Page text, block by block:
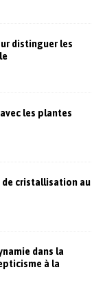
distinguer les
les plantes
de cristallisation au
dans la
à la